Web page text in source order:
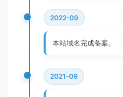
2022-09
本站域名完成备案。
2021-09